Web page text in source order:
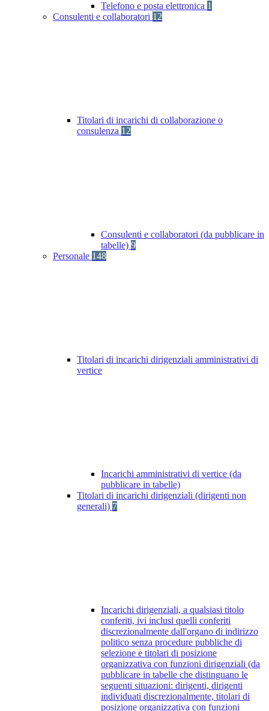
Telefono e posta elettronica 1
Consulenti e collaboratori 12
Titolari di incarichi di collaborazione o
consulenza 12
Consulenti e collaboratori (da pubblicare in
tabelle) 9
Personale 148
Titolari di incarichi dirigenziali amministrativi di
vertice
Incarichi amministrativi di vertice (da
pubblicare in tabelle)
Titolari di incarichi dirigenziali (dirigenti non
generali) 7
Incarichi dirigenziali, a qualsiasi titolo
conferiti, ivi inclusi quelli conferiti
discrezionalmente dall'organo di indirizzo
politico senza procedure pubbliche di
selezione e titolari di posizione
organizzativa con funzioni dirigenziali (da
pubblicare in tabelle che distinguano le
seguenti situazioni: dirigenti, dirigenti
individuati discrezionalmente, titolari di
posizione organizzativa con funzioni